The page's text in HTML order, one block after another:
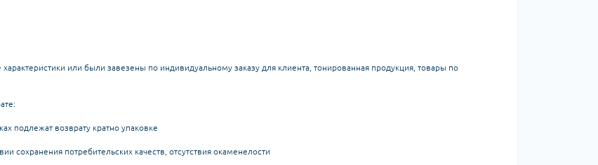
или были завезены по индивидуальному заказу для клиента, тонированная продукция, товары по
подлежат возврату кратно упаковке
сохранения потребительских качеств, отсутствия окаменелости